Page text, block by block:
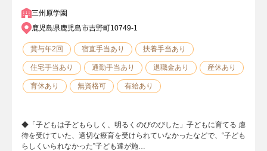
三州原学園
鹿児島県鹿児島市吉野町10749-1
賞与年2回 宿直手当あり 扶養手当あり
住宅手当あり 通勤手当あり 退職金あり 産休あり
育休あり 無資格可 有給あり
◆「子どもは子どもらしく、明るくのびのびした」子どもに育てる 虐
待を受けていた、適切な療育を受けられていなかったなどで、“子ども
らしくいられなかった”子ども達が施…